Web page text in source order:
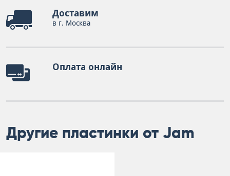
Доставим
в г. Москва
Оплата онлайн
Другие пластинки от Jam